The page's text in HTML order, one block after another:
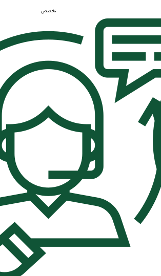
تخصص